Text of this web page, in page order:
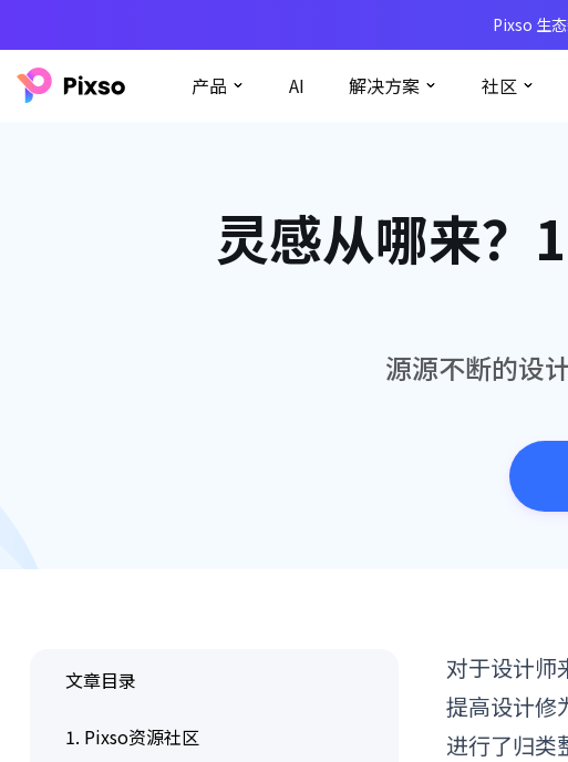
Pixso 生
产品 AI 解决方案 社区
灵感从哪来？
源源不断的设
对于设计师
提高设计修
进行了归类
文章目录
1. Pixso资源社区